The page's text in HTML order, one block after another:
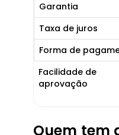
Garantia
Taxa de juros
Forma de
Facilidade de
aprovação
Quem tem